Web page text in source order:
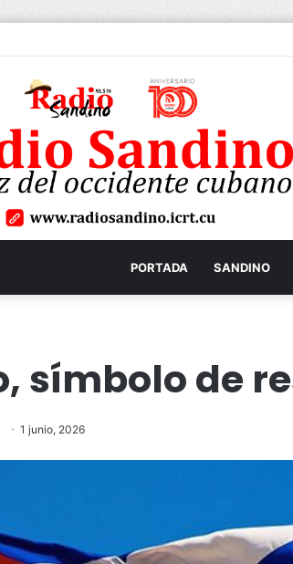
PORTADA SANDINO
símbolo de
1 junio, 2026